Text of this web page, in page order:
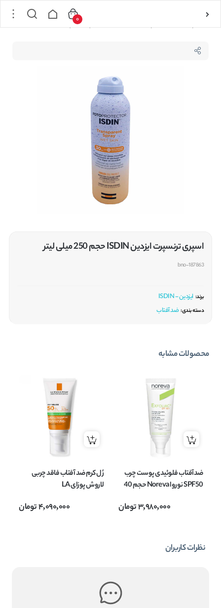
اسپری ترنسپرت ایزدین ISDIN حجم 250 میلی لیتر
0
اسپری ترنسپرت ایزدین ISDIN حجم 250 میلی لیتر
bno-187863
برند: ایزدین - ISDIN
دسته بندی: ضد آفتاب
محصولات مشابه
ضدآفتاب فلوئیدی پوست چرب
SPF50 نوروا Noreva حجم 40
3,980,000تومان
ژل کرم ضد آفتاب فاقد چربی
لاروش پوزای LA
4,090,000تومان
نظرات کاربران